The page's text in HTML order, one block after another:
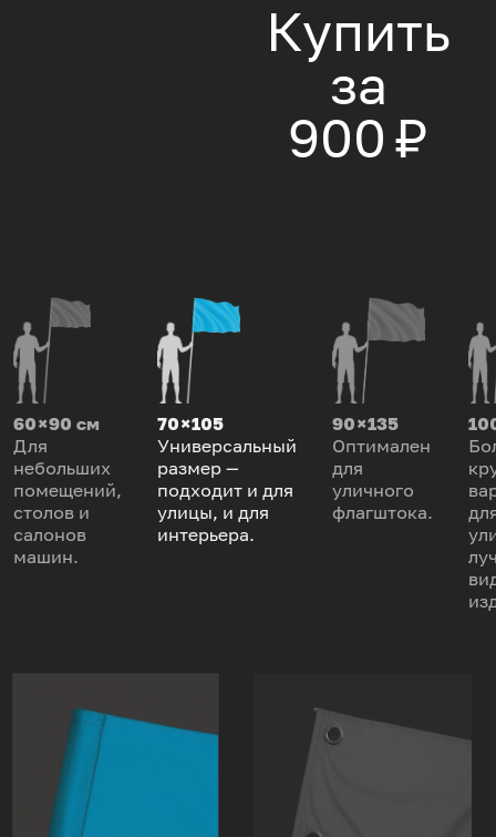
Купить
за
900 ₽
60 × 90 см
Для
небольших
помещений,
столов и
салонов
машин.
70 × 105
Универсальный
размер —
подходит и для
улицы, и для
интерьера.
90 × 135
Оптимален
для
уличного
флагштока.